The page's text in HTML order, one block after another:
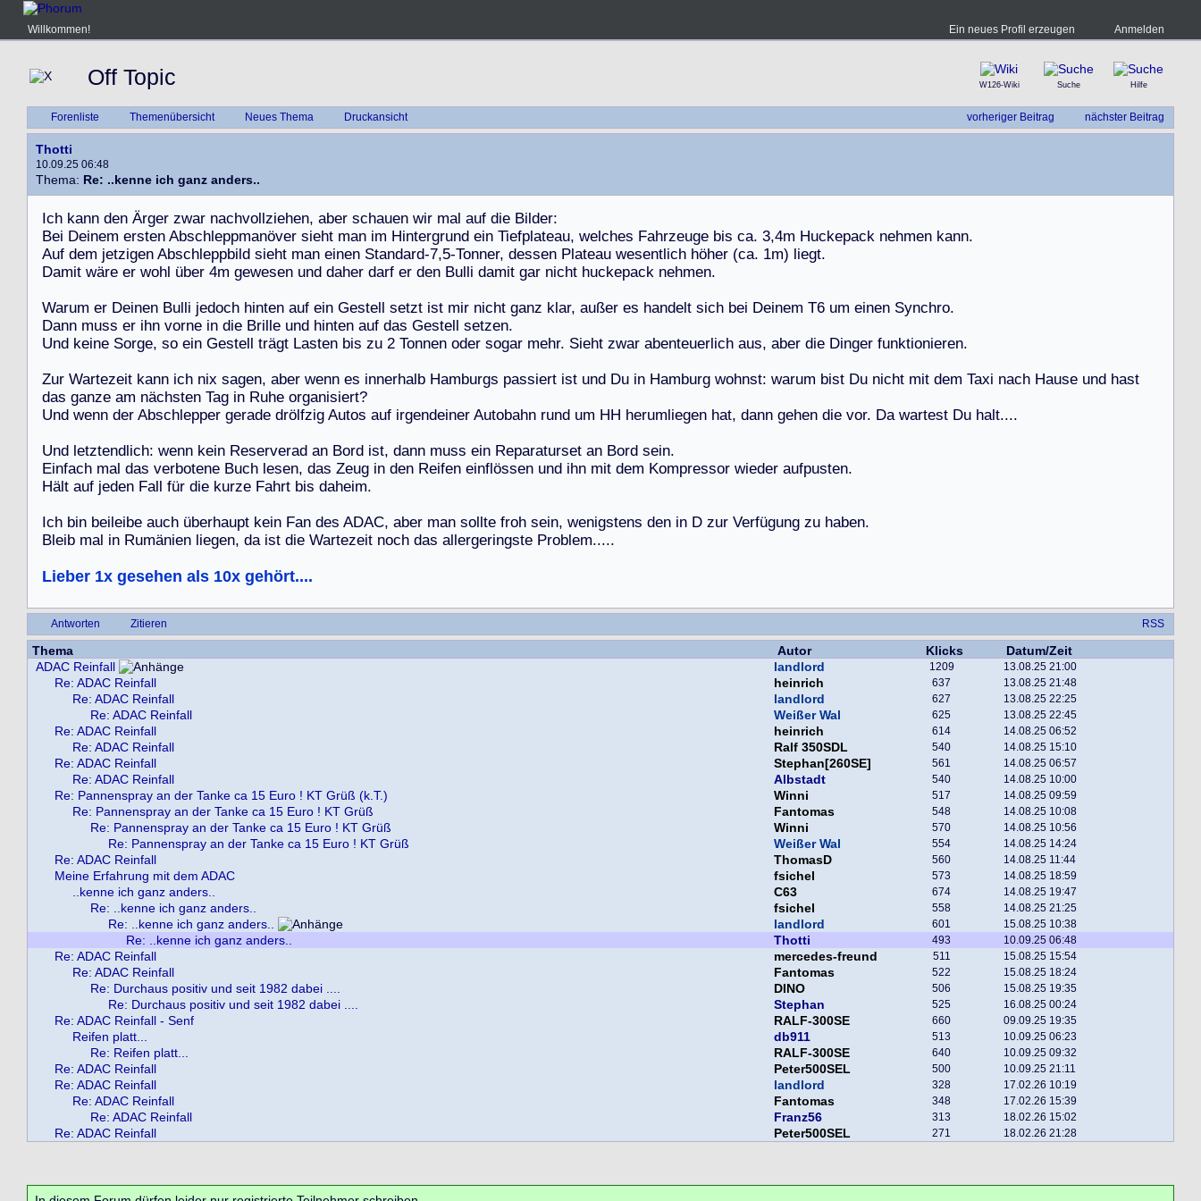
Willkommen! Ein neues Profil erzeugen Anmelden
Off Topic W126-Wiki Suche Hilfe
vorheriger Beitrag nächster Beitrag
Forenliste Themenübersicht Neues Thema Druckansicht
Thotti
10.09.25 06:48
Thema: Re: ..kenne ich ganz anders..
Ich kann den Ärger zwar nachvollziehen, aber schauen wir mal auf die Bilder:
Bei Deinem ersten Abschleppmanöver sieht man im Hintergrund ein Tiefplateau, welches Fahrzeuge bis ca. 3,4m Huckepack nehmen kann.
Auf dem jetzigen Abschleppbild sieht man einen Standard-7,5-Tonner, dessen Plateau wesentlich höher (ca. 1m) liegt.
Damit wäre er wohl über 4m gewesen und daher darf er den Bulli damit gar nicht huckepack nehmen.
Warum er Deinen Bulli jedoch hinten auf ein Gestell setzt ist mir nicht ganz klar, außer es handelt sich bei Deinem T6 um einen Synchro.
Dann muss er ihn vorne in die Brille und hinten auf das Gestell setzen.
Und keine Sorge, so ein Gestell trägt Lasten bis zu 2 Tonnen oder sogar mehr. Sieht zwar abenteuerlich aus, aber die Dinger funktionieren.
Zur Wartezeit kann ich nix sagen, aber wenn es innerhalb Hamburgs passiert ist und Du in Hamburg wohnst: warum bist Du nicht mit dem Taxi nach Hause und hast
das ganze am nächsten Tag in Ruhe organisiert?
Und wenn der Abschlepper gerade drölfzig Autos auf irgendeiner Autobahn rund um HH herumliegen hat, dann gehen die vor. Da wartest Du halt....
Und letztendlich: wenn kein Reserverad an Bord ist, dann muss ein Reparaturset an Bord sein.
Einfach mal das verbotene Buch lesen, das Zeug in den Reifen einflössen und ihn mit dem Kompressor wieder aufpusten.
Hält auf jeden Fall für die kurze Fahrt bis daheim.
Ich bin beileibe auch überhaupt kein Fan des ADAC, aber man sollte froh sein, wenigstens den in D zur Verfügung zu haben.
Bleib mal in Rumänien liegen, da ist die Wartezeit noch das allergeringste Problem.....
Lieber 1x gesehen als 10x gehört....
Antworten Zitieren RSS
Thema Autor Klicks
Datum/Zeit
ADAC Reinfall
landlord 1209 13.08.25 21:00
Re: ADAC Reinfall heinrich 637 13.08.25 21:48
Re: ADAC Reinfall landlord 627 13.08.25 22:25
Re: ADAC Reinfall Weißer Wal 625 13.08.25 22:45
Re: ADAC Reinfall heinrich 614 14.08.25 06:52
Re: ADAC Reinfall Ralf 350SDL 540 14.08.25 15:10
Re: ADAC Reinfall Stephan[260SE] 561 14.08.25 06:57
Re: ADAC Reinfall Albstadt 540 14.08.25 10:00
Re: Pannenspray an der Tanke ca 15 Euro ! KT Grüß (k.T.) Winni 517 14.08.25 09:59
Re: Pannenspray an der Tanke ca 15 Euro ! KT Grüß Fantomas 548 14.08.25 10:08
Re: Pannenspray an der Tanke ca 15 Euro ! KT Grüß Winni 570 14.08.25 10:56
Re: Pannenspray an der Tanke ca 15 Euro ! KT Grüß Weißer Wal 554 14.08.25 14:24
Re: ADAC Reinfall ThomasD 560 14.08.25 11:44
Meine Erfahrung mit dem ADAC fsichel 573 14.08.25 18:59
..kenne ich ganz anders.. C63 674 14.08.25 19:47
Re: ..kenne ich ganz anders.. fsichel 558 14.08.25 21:25
Re: ..kenne ich ganz anders.. landlord 601 15.08.25 10:38
Re: ..kenne ich ganz anders.. Thotti 493 10.09.25 06:48
Re: ADAC Reinfall mercedes-freund 511 15.08.25 15:54
Re: ADAC Reinfall Fantomas 522 15.08.25 18:24
Re: Durchaus positiv und seit 1982 dabei .... DINO 506 15.08.25 19:35
Re: Durchaus positiv und seit 1982 dabei .... Stephan 525 16.08.25 00:24
Re: ADAC Reinfall - Senf RALF-300SE 660 09.09.25 19:35
Reifen platt... db911 513 10.09.25 06:23
Re: Reifen platt... RALF-300SE 640 10.09.25 09:32
Re: ADAC Reinfall Peter500SEL 500 10.09.25 21:11
Re: ADAC Reinfall landlord 328 17.02.26 10:19
Re: ADAC Reinfall Fantomas 348 17.02.26 15:39
Re: ADAC Reinfall Franz56 313 18.02.26 15:02
Re: ADAC Reinfall Peter500SEL 271 18.02.26 21:28